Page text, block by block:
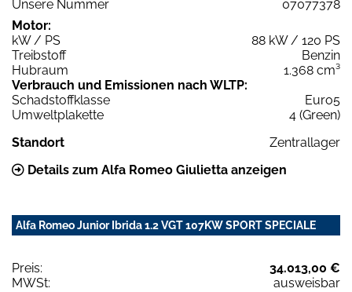
Unsere Nummer
07077378
Motor:
kW / PS
88 kW / 120 PS
Treibstoff
Benzin
Hubraum
1.368 cm³
Verbrauch und Emissionen nach WLTP:
Schadstoffklasse
Euro5
Umweltplakette
4 (Green)
Standort
Zentrallager
Details zum Alfa Romeo Giulietta anzeigen
Alfa Romeo Junior Ibrida 1.2 VGT 107KW SPORT SPECIALE
Preis:
34.013,00 €
MWSt:
ausweisbar